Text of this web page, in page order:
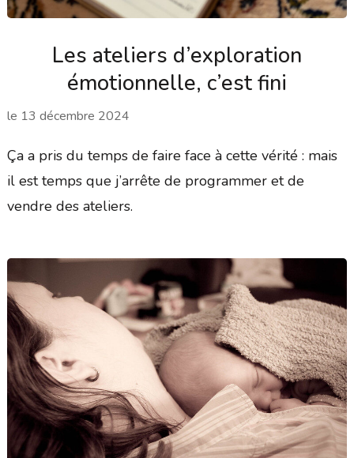
Les ateliers d’exploration
émotionnelle, c’est fini
le 13 décembre 2024
Ça a pris du temps de faire face à cette vérité : mais
il est temps que j’arrête de programmer et de
vendre des ateliers.